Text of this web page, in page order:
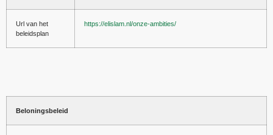
Url van het
beleidsplan
https://elislam.nl/onze-ambities/
Beloningsbeleid